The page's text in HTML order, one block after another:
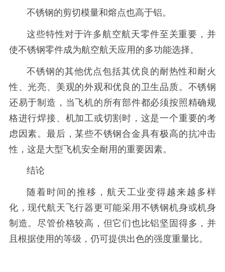
不锈钢的剪切模量和熔点也高于铝。
这些特性对于许多航空航天零件至关重要，并
使不锈钢零件成为航空航天应用的多功能选择。
不锈钢的其他优点包括其优良的耐热性和耐火
性、光亮、美观的外观和优良的卫生品质。不锈钢
还易于制造，当飞机的所有部件都必须按照精确规
格进行焊接、机加工或切割时，这是一个重要的考
虑因素。最后，某些不锈钢合金具有极高的抗冲击
性，这是大型飞机安全耐用的重要因素。
结论
随着时间的推移，航天工业变得越来越多样
化，现代航天飞行器更可能采用不锈钢机身或机身
制造。尽管价格较高，但它们也比铝坚固得多，并
且根据使用的等级，仍可提供出色的强度重量比。